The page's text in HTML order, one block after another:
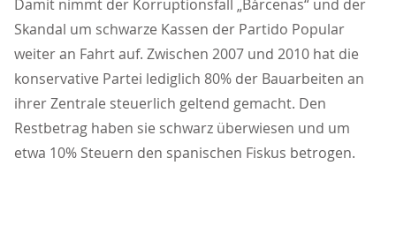
Damit nimmt der Korruptionsfall „Bárcenas“ und der
Skandal um schwarze Kassen der Partido Popular
weiter an Fahrt auf. Zwischen 2007 und 2010 hat die
konservative Partei lediglich 80% der Bauarbeiten an
ihrer Zentrale steuerlich geltend gemacht. Den
Restbetrag haben sie schwarz überwiesen und um
etwa 10% Steuern den spanischen Fiskus betrogen.